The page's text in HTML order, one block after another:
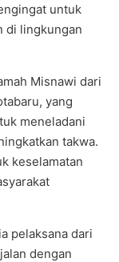
untuk
di lingkungan
Misnawi dari
yang
meneladani
takwa.
keselamatan
pelaksana dari
dengan